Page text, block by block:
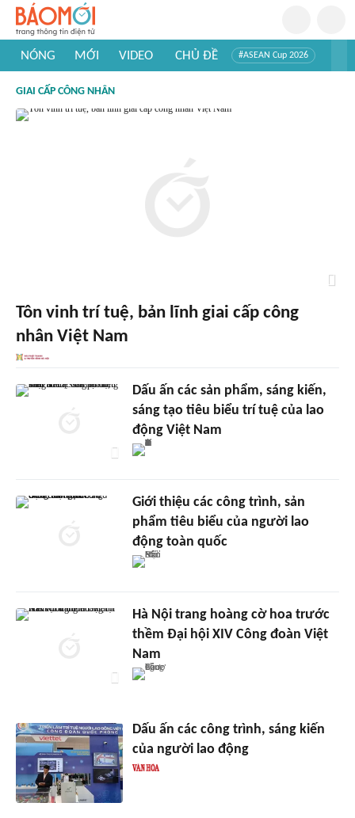
NÓNG MỚI VIDEO CHỦ ĐỀ #ASEAN Cup 2026
#Khám phá thế giới
GIAI CẤP CÔNG NHÂN
Tôn vinh trí tuệ, bản lĩnh giai cấp công
nhân Việt Nam
Dấu ấn các sản phẩm, sáng kiến,
sáng tạo tiêu biểu trí tuệ của lao
động Việt Nam
Giới thiệu các công trình, sản
phẩm tiêu biểu của người lao
động toàn quốc
Hà Nội trang hoàng cờ hoa trước
thềm Đại hội XIV Công đoàn Việt
Nam
Dấu ấn các công trình, sáng kiến
của người lao động